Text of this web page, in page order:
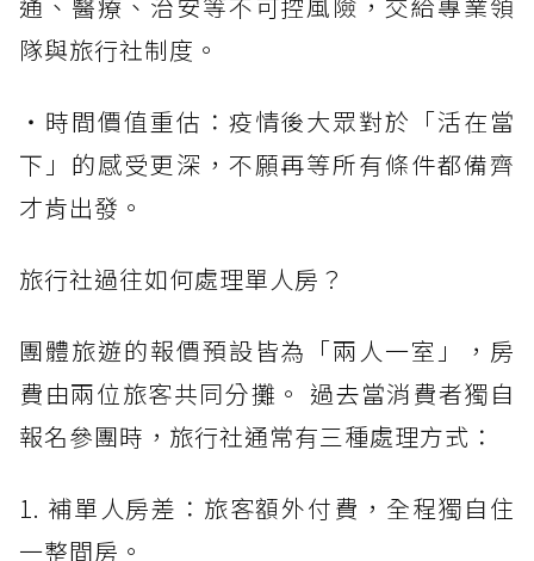
通、醫療、治安等不可控風險，交給專業領
隊與旅行社制度。
・時間價值重估：疫情後大眾對於「活在當
下」的感受更深，不願再等所有條件都備齊
才肯出發。
旅行社過往如何處理單人房？
團體旅遊的報價預設皆為「兩人一室」，房
費由兩位旅客共同分攤。 過去當消費者獨自
報名參團時，旅行社通常有三種處理方式：
1. 補單人房差：旅客額外付費，全程獨自住
一整間房。